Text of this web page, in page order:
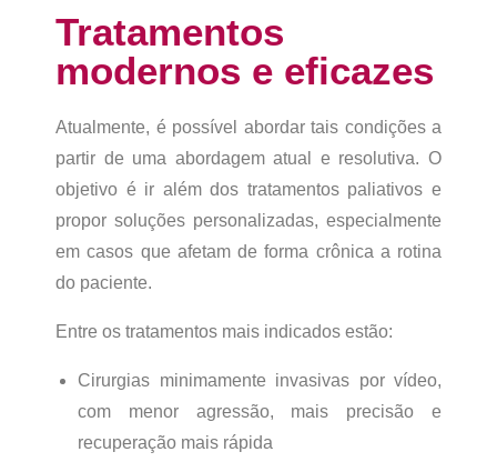
Tratamentos
modernos e eficazes
Atualmente, é possível abordar tais condições a
partir de uma abordagem atual e resolutiva. O
objetivo é ir além dos tratamentos paliativos e
propor soluções personalizadas, especialmente
em casos que afetam de forma crônica a rotina
do paciente.
Entre os tratamentos mais indicados estão:
Cirurgias minimamente invasivas por vídeo,
com menor agressão, mais precisão e
recuperação mais rápida